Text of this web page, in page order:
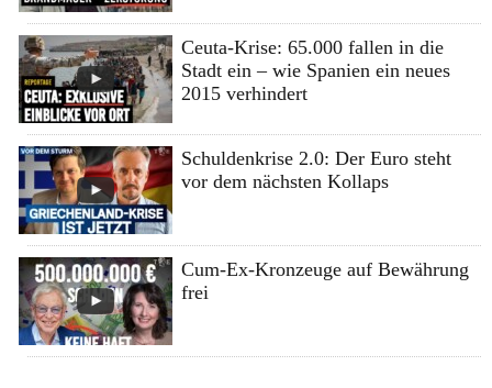
Ceuta-Krise: 65.000 fallen in die
Stadt ein – wie Spanien ein neues
2015 verhindert
Schuldenkrise 2.0: Der Euro steht
vor dem nächsten Kollaps
Cum-Ex-Kronzeuge auf Bewährung
frei